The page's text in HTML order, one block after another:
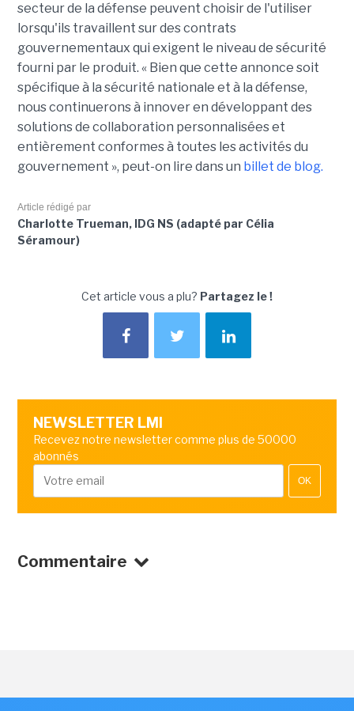
secteur de la défense peuvent choisir de l'utiliser
lorsqu'ils travaillent sur des contrats
gouvernementaux qui exigent le niveau de sécurité
fourni par le produit. « Bien que cette annonce soit
spécifique à la sécurité nationale et à la défense,
nous continuerons à innover en développant des
solutions de collaboration personnalisées et
entièrement conformes à toutes les activités du
gouvernement », peut-on lire dans un billet de blog.
Article rédigé par
Charlotte Trueman, IDG NS (adapté par Célia
Séramour)
Cet article vous a plu? Partagez le !
NEWSLETTER LMI
Recevez notre newsletter comme plus de 50000
abonnés
OK
Commentaire